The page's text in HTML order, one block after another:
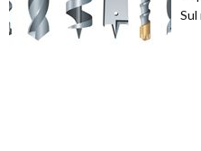
Sul